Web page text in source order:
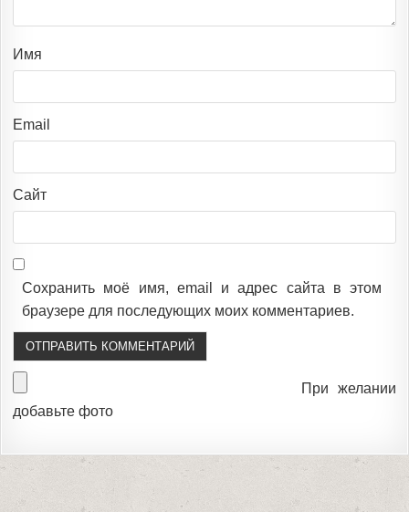
Имя
Email
Сайт
Сохранить моё имя, email и адрес сайта в этом
браузере для последующих моих комментариев.
При желании
добавьте фото